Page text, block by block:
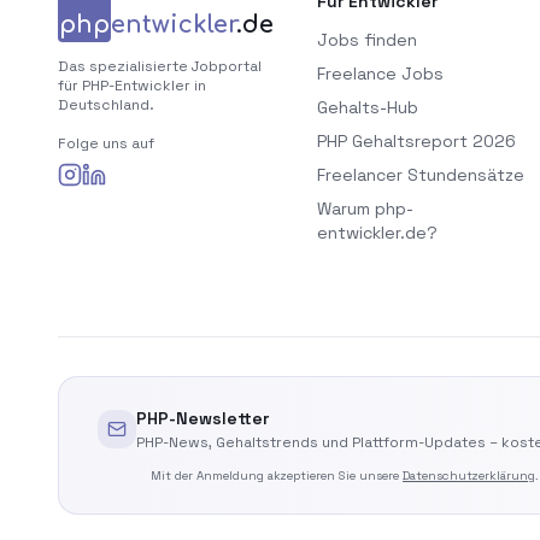
phpentwickler.de
Das spezialisierte Jobportal
für PHP-Entwickler in
Deutschland.
Folge uns auf
Jobs finden
Freelance Jobs
Gehalts-Hub
PHP Gehaltsreport 2026
Freelancer Stundensätze
Warum php-
entwickler.de?
PHP-Newsletter
PHP-News, Gehaltstrends und Plattform-Updates –
Mit der Anmeldung akzeptieren Sie unsere Datenschutzerklärung.